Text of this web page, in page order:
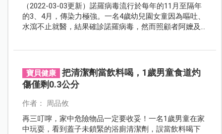
（2022-03-03更新）諾羅病毒流行於每年的11月至隔年
的3、4月，傳染力極強。一名4歲幼兒園女童因為嘔吐、
水瀉不止就醫，結果確診諾羅病毒，然而照顧者阿嬤及
寶貝健康
把清潔劑當飲料喝，1歲男童食道灼
傷僅剩0.3公分
作者： 周品攸
再三叮嚀，家中危險物品一定要收妥！一名1歲男童在家
中玩耍，看到蓋子未鎖緊的浴廁清潔劑，誤當飲料喝下